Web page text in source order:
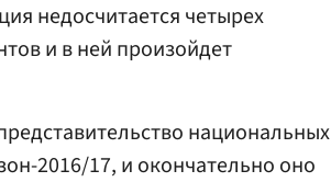
недосчитается четырех
и в ней произойдет
национальных
2016/17, и окончательно оно